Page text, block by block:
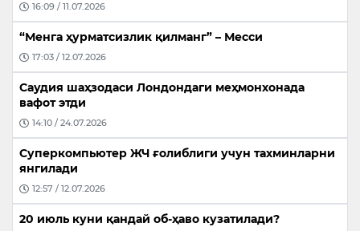
16:09 / 11.07.2026
“Менга ҳурматсизлик қилманг” – Месси
17:03 / 12.07.2026
Саудия шаҳзодаси Лондондаги меҳмонхонада
вафот этди
14:10 / 24.07.2026
Суперкомпьютер ЖЧ ғолиблиги учун тахминларни
янгилади
12:57 / 12.07.2026
20 июль куни қандай об-ҳаво кузатилади?